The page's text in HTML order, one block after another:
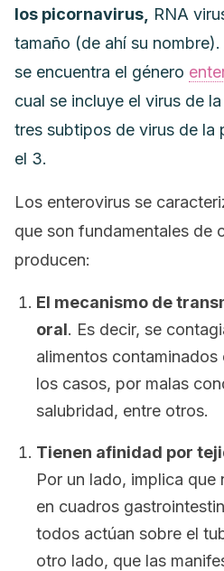
los picornavirus,
RNA
tamaño (de ahí su
se encuentra el género
cual se incluye el virus de
tres subtipos de virus de la
el 3.
Los enterovirus se
que son fundamentales de
producen:
El mecanismo de
oral. Es decir, se
alimentos contaminados
los casos, por malas
salubridad, entre otros.
Tienen afinidad por
Por un lado, implica que
en cuadros
todos actúan sobre el
otro lado, que las